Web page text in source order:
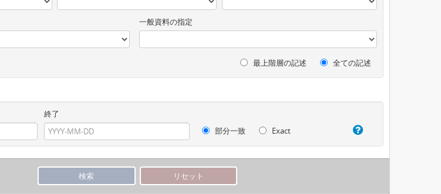
一般資料の指定
最上階層の記述 全ての記述
終了
部分一致
Exact